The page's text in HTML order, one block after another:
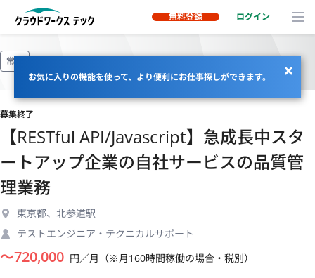
無料登録 ログイン
お気に入りの機能を使って、より便利にお仕事探しができます。
常駐
募集終了
【RESTful API/Javascript】急成長中スタ
ートアップ企業の自社サービスの品質管
理業務
東京都、北参道駅
テストエンジニア・テクニカルサポート
〜720,000 円／月（※月160時間稼働の場合・税別）